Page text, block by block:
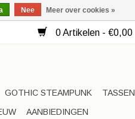
0 Artikelen - €0,00
GOTHIC STEAMPUNK TASSEN
AANBIEDINGEN
Nee Meer over cookies »